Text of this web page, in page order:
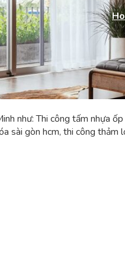
như: Thi công tấm nhựa
sài gòn hcm, thi công